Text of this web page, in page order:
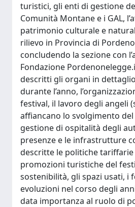
turistici, gli enti di gestione
Comunità Montane e i GAL,
patrimonio culturale e
rilievo in Provincia di
concludendo la sezione con
Fondazione
descritti gli organi in
durante l’anno,
festival, il lavoro degli angeli
affiancano lo svolgimento del
gestione di ospitalità degli
presenze e le infrastrutture
descritte le politiche tariffarie
promozioni turistiche del
sostenibilità, gli spazi usati, i
evoluzioni nel corso degli
data importanza al ruolo di